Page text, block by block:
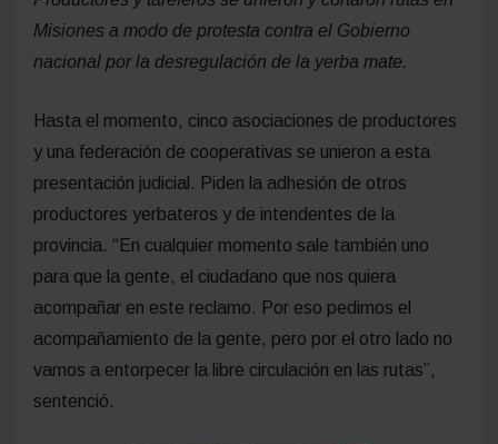
Misiones a modo de protesta contra el Gobierno
nacional por la desregulación de la yerba mate.
Hasta el momento, cinco asociaciones de productores
y una federación de cooperativas se unieron a esta
presentación judicial. Piden la adhesión de otros
productores yerbateros y de intendentes de la
provincia. “En cualquier momento sale también uno
para que la gente, el ciudadano que nos quiera
acompañar en este reclamo. Por eso pedimos el
acompañamiento de la gente, pero por el otro lado no
vamos a entorpecer la libre circulación en las rutas”,
sentenció.